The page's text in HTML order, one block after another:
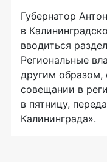
Губернатор
в
вводиться
Региональные
другим образом,
совещании в
в пятницу,
Калининграда».